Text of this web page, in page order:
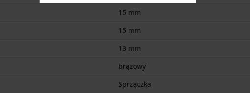
15 mm
15 mm
13 mm
brązowy
Sprzączka